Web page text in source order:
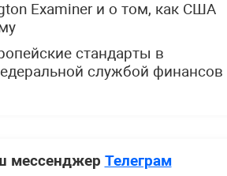
Examiner и о том, как США
стандарты в
службой финансов
мессенджер Телеграм